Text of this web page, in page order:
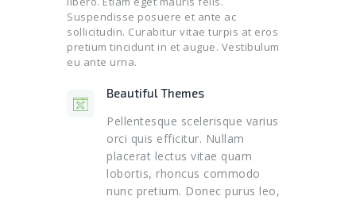
Suspendisse posuere et ante ac
sollicitudin. Curabitur vitae turpis at eros
pretium tincidunt in et augue. Vestibulum
eu ante urna.
Beautiful Themes
Pellentesque scelerisque varius
orci quis efficitur. Nullam
placerat lectus vitae quam
lobortis, rhoncus commodo
nunc pretium. Donec purus leo,